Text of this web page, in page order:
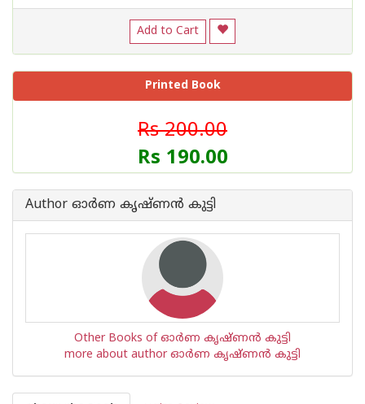
Add to Cart
Printed Book
Rs 200.00
Rs 190.00
Author ഓര്‍ണ കൃഷ്ണന്‍ കുട്ടി
Other Books of ഓര്‍ണ കൃഷ്ണന്‍ കുട്ടി
more about author ഓര്‍ണ കൃഷ്ണന്‍ കുട്ടി